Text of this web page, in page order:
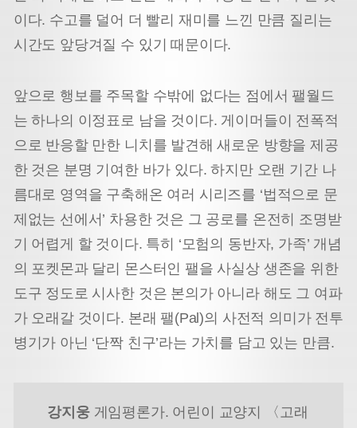
이다. 수고를 덜어 더 빨리 재미를 느낀 만큼 질리는
시간도 앞당겨질 수 있기 때문이다.
앞으로 행보를 주목할 수밖에 없다는 점에서 팰월드
는 하나의 이정표로 남을 것이다. 게이머들이 전폭적
으로 반응할 만한 니치를 발견해 새로운 방향을 제공
한 것은 분명 기여한 바가 있다. 하지만 오랜 기간 나
름대로 영역을 구축해온 여러 시리즈를 ‘법적으로 문
제없는 선에서’ 차용한 것은 그 공로를 온전히 조명받
기 어렵게 할 것이다. 특히 ‘모험의 동반자, 가족’ 개념
의 포켓몬과 달리 몬스터인 팰을 사실상 생존을 위한
도구 정도로 시사한 것은 본의가 아니라 해도 그 여파
가 오래갈 것이다. 본래 팰(Pal)의 사전적 의미가 전투
병기가 아닌 ‘단짝 친구’라는 가치를 담고 있는 만큼.
강지웅 게임평론가. 어린이 교양지 〈고래